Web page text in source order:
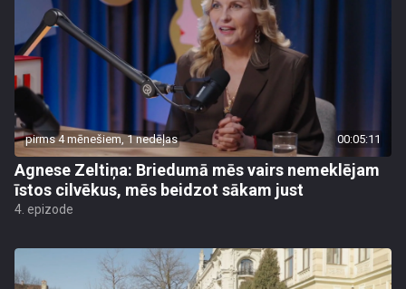
pirms 4 mēnešiem, 1 nedēļas 00:05:11
Agnese Zeltiņa: Briedumā mēs vairs nemeklējam
īstos cilvēkus, mēs beidzot sākam just
4. epizode